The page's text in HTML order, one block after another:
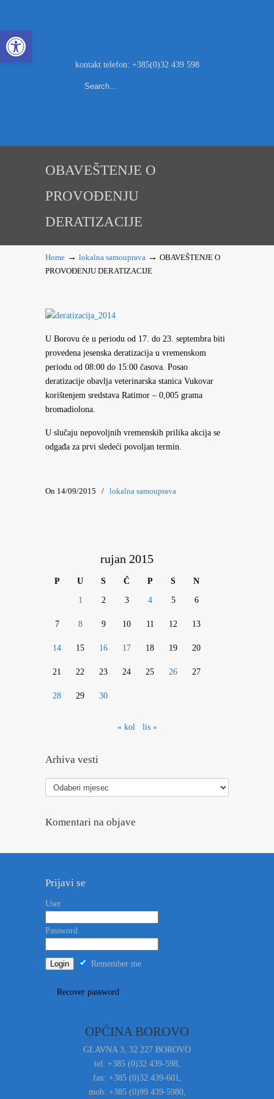
Open toolbar
kontakt telefon: +385(0)32 439 598
OBAVEŠTENJE O
PROVOĐENJU
DERATIZACIJE
Home → lokalna samouprava → OBAVEŠTENJE O
PROVOĐENJU DERATIZACIJE
U Borovu će u periodu od 17. do 23. septembra biti
provedena jesenska deratizacija u vremenskom
periodu od 08:00 do 15:00 časova. Posao
deratizacije obavlja veterinarska stanica Vukovar
korištenjem sredstava Ratimor – 0,005 grama
bromadiolona.
U slučaju nepovoljnih vremenskih prilika akcija se
odgađa za prvi sledeći povoljan termin.
On 14/09/2015 / lokalna samouprava
rujan 2015
P U S Č P S N
1 2 3 4 5 6
7 8 9 10 11 12 13
14 15 16 17 18 19 20
21 22 23 24 25 26 27
28 29 30
« kol lis »
Arhiva vesti
Arhiva
vesti
Komentari na objave
Prijavi se
User
Password
Remember me
Recover password
OPĆINA BOROVO
GLAVNA 3, 32 227 BOROVO
tel: +385 (0)32 439-598,
fax: +385 (0)32 439-601,
mob: +385 (0)99 439-5980,